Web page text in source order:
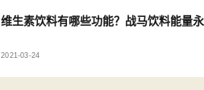
维生素饮料有哪些功能？战马饮料能量
2021-03-24